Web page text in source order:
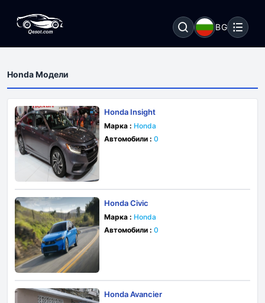
BG
Honda Модели
Honda Insight
Марка : Honda
Автомобили : 0
Honda Civic
Марка : Honda
Автомобили : 0
Honda Avancier